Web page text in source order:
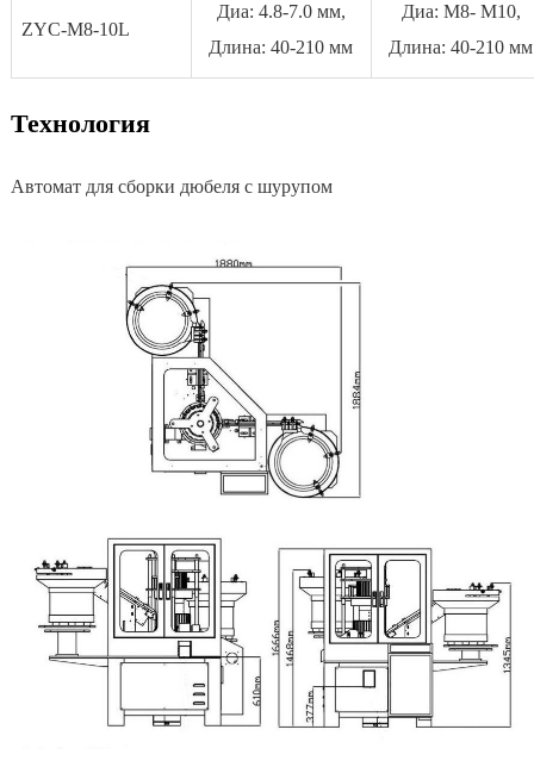
ZYC-M8-10L
Диа: 4.8-7.0 мм,
Длина: 40-210 мм
Диа: M8- M10,
Длина: 40-210 мм
Технология
Автомат для сборки дюбеля с шурупом